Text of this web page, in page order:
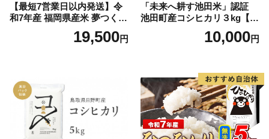
【最短7営業日以内発送】令
和7年産 福岡県産米 夢つくし
15kg 精米 ※北海道・沖縄・
19,500円
「未来へ耕す池田米」認証
池田町産コシヒカリ３kg【お
1人様につき３セットまで】
10,000円